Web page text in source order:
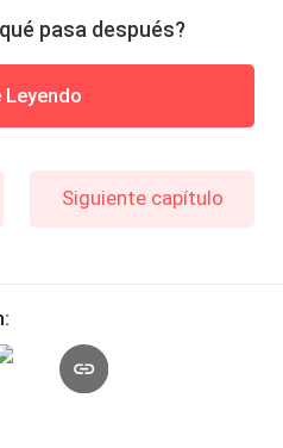
pasa después?
Leyendo
Siguiente capítulo